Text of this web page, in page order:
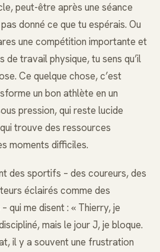
peut-être après une séance
donné ce que tu espérais. Ou
une compétition importante et
de travail physique, tu sens qu’il
Ce quelque chose, c’est
un bon athlète en un
pression, qui reste lucide
trouve des ressources
moments difficiles.
des sportifs – des coureurs, des
éclairés comme des
qui me disent : « Thierry, je
mais le jour J, je bloque.
il y a souvent une frustration